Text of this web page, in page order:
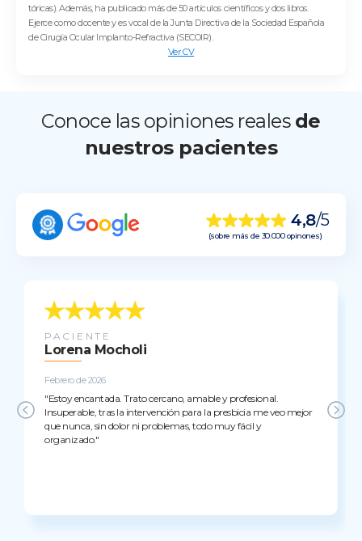
tóricas). Además, ha publicado más de 50 artículos científicos y dos libros.
Ejerce como docente y es vocal de la Junta Directiva de la Sociedad Española
de Cirugía Ocular Implanto-Refractiva (SECOIR).
Ver CV
Conoce las opiniones reales de
nuestros pacientes
4,8/5
(sobre más de 30.000 opinones)
PACIENTE
Lorena Mocholi
Febrero de 2026
"Estoy encantada. Trato cercano, amable y profesional.
Insuperable, tras la intervención para la presbicia me veo mejor
que nunca, sin dolor ni problemas, todo muy fácil y
organizado."